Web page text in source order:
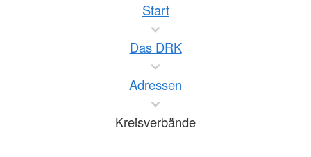
Start
Das DRK
Adressen
Kreisverbände